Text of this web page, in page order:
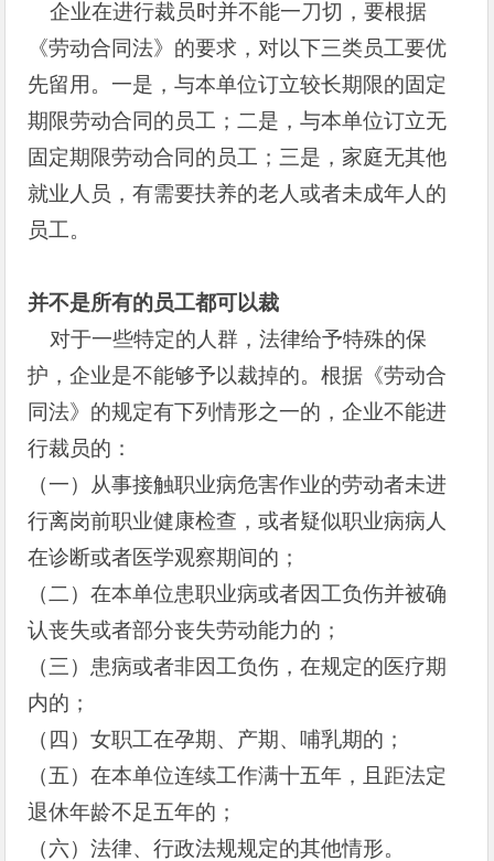
企业在进行裁员时并不能一刀切，要根据
《劳动合同法》的要求，对以下三类员工要优
先留用。一是，与本单位订立较长期限的固定
期限劳动合同的员工；二是，与本单位订立无
固定期限劳动合同的员工；三是，家庭无其他
就业人员，有需要扶养的老人或者未成年人的
员工。
并不是所有的员工都可以裁
对于一些特定的人群，法律给予特殊的保
护，企业是不能够予以裁掉的。根据《劳动合
同法》的规定有下列情形之一的，企业不能进
行裁员的：
（一）从事接触职业病危害作业的劳动者未进
行离岗前职业健康检查，或者疑似职业病病人
在诊断或者医学观察期间的；
（二）在本单位患职业病或者因工负伤并被确
认丧失或者部分丧失劳动能力的；
（三）患病或者非因工负伤，在规定的医疗期
内的；
（四）女职工在孕期、产期、哺乳期的；
（五）在本单位连续工作满十五年，且距法定
退休年龄不足五年的；
（六）法律、行政法规规定的其他情形。